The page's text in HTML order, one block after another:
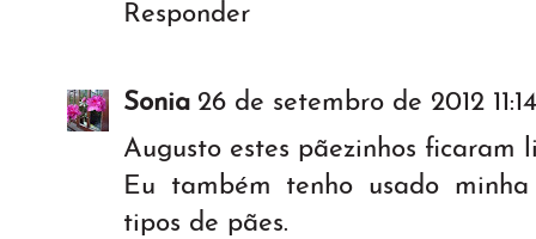
Responder
Sonia 26 de setembro de 2012 11:14
Augusto estes pãezinhos ficaram
Eu também tenho usado
tipos de pães.